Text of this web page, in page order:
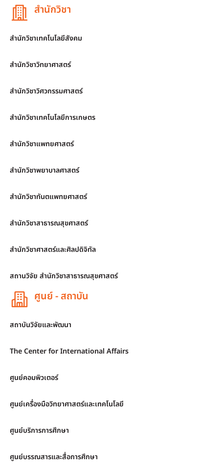
สำนักวิชา
สำนักวิชาเทคโนโลยีสังคม
สำนักวิชาวิทยาศาสตร์
สำนักวิชาวิศวกรรมศาสตร์
สำนักวิชาเทคโนโลยีการเกษตร
สำนักวิชาแพทยศาสตร์
สำนักวิชาพยาบาลศาสตร์
สำนักวิชาทันตแพทยศาสตร์
สำนักวิชาสาธารณสุขศาสตร์
สำนักวิชาศาสตร์และศิลปดิจิทัล
สถานวิจัย สำนักวิชาสาธารณสุขศาสตร์
ศูนย์ - สถาบัน
สถาบันวิจัยและพัฒนา
The Center for International Affairs
ศูนย์คอมพิวเตอร์
ศูนย์เครื่องมือวิทยาศาสตร์และเทคโนโลยี
ศูนย์บริการการศึกษา
ศูนย์บรรณสารและสื่อการศึกษา